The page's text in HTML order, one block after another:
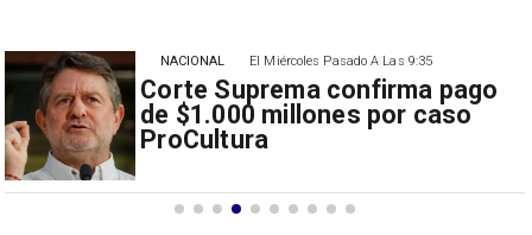
El Miércoles Pasado A Las 9:35
Corte Suprema confirma pago
de $1.000 millones por caso
ProCultura
NACIONAL